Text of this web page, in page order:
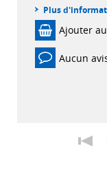
Plus
Ajouter
Aucun